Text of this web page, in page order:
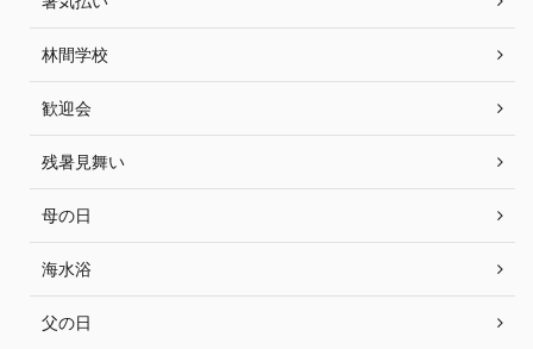
林間学校
歓迎会
残暑見舞い
母の日
海水浴
父の日